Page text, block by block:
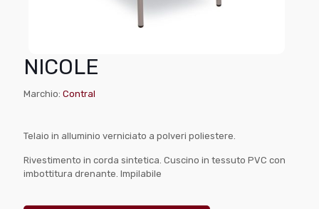
NICOLE
Marchio: Contral
Telaio in alluminio verniciato a polveri poliestere.
Rivestimento in corda sintetica. Cuscino in tessuto PVC con
imbottitura drenante. Impilabile